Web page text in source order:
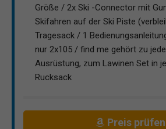
Größe / 2x Ski -Connector mit
Skifahren auf der Ski Piste
Tragesack / 1
nur 2x105 / find me gehört zu
Ausrüstung, zum Lawinen Set in
Rucksack
Preis prüfen